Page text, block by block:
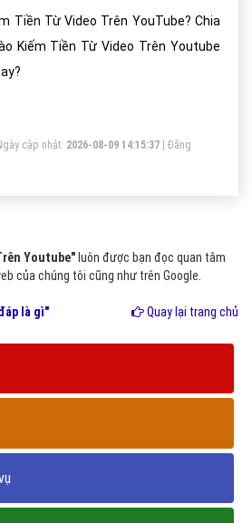
Tiền Từ Video Trên YouTube? Chia
Kiếm Tiền Từ Video Trên Youtube
cập nhật: 2026-08-09 14:15:37
Đăng
Youtube" luôn được bạn đọc quan tâm
của chúng tôi cũng như trên Google.
là gì" Quay lại trang chủ